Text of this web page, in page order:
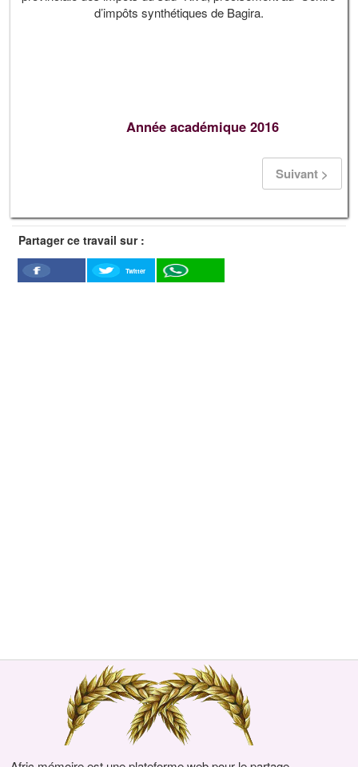
d’impôts synthétiques de Bagira.
Année académique 2016
Suivant >
Partager ce travail sur :
Facebook
Twitter